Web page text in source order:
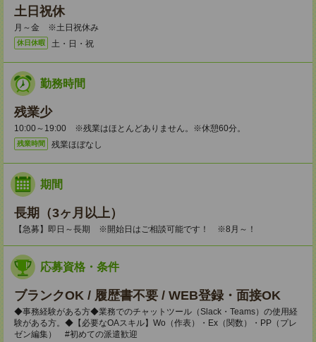
土日祝休
月～金 ※土日祝休み
休日休暇 土・日・祝
勤務時間
残業少
10:00～19:00 ※残業はほとんどありません。※休憩60分。
残業時間 残業ほぼなし
期間
長期（3ヶ月以上）
【急募】即日～長期 ※開始日はご相談可能です！ ※8月～！
応募資格・条件
ブランクOK / 履歴書不要 / WEB登録・面接OK
◆事務経験がある方◆業務でのチャットツール（Slack・Teams）の使用経
験がある方。◆【必要なOAスキル】Wo（作表）・Ex（関数）・PP（プレ
ゼン編集） #初めての派遣歓迎